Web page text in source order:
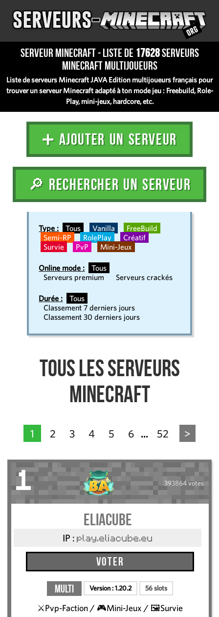
Serveur Minecraft - Liste de 17628serveurs
Minecraft multijoueurs
Liste de serveurs Minecraft JAVA Edition multijoueurs français pour
trouver un serveur Minecraft adapté à ton mode jeu : Freebuild, Role-
Play, mini-jeux, hardcore, etc.
➕ AJOUTER UN SERVEUR
🔎 RECHERCHER UN SERVEUR
Type : Tous Vanilla
FreeBuild
Semi-RP
RolePlay
Créatif
Survie
PvP Mini-Jeux
Online mode :
Tous
Serveurs premium
Serveurs crackés
Durée :
Tous
Classement 7 derniers jours
Classement 30 derniers jours
Tous les serveurs
Minecraft
1 2 3 4 5 6 ... 52 >
1 393864 votes
Eliacube
IP : play.eliacube.eu
Voter
Multi Version :1.20.2 56 slots
⚔️Pvp-Faction / 🎮Mini-Jeux / 🖼️Survie